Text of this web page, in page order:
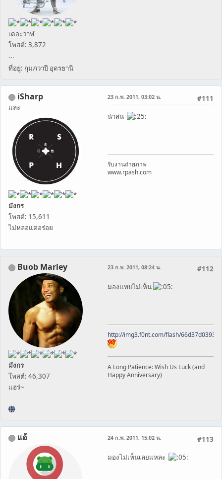
เดอะวาฬ
โพสต์: 3,872
...
ที่อยู่: กุมภวาปี อุดรธานี
iSharp
และ
มังกร
โพสต์: 15,611
ไม่หล่อแต่อร่อย
#111
23 ก.พ. 2011, 03:02 น.
น่าสน
รับงานถ่ายภาพ
www.rpash.com
Buob Marley
มังกร
โพสต์: 46,307
แฮร่~
#112
23 ก.พ. 2011, 08:24 น.
มองแทบไม่เห็น
http://img3.f0nt.com/flash/
A Long Patience: Wish Us Luck (and
Happy Anniversary)
แอ้ #113
24 ก.พ. 2011, 15:02 น.
มองไม่เห็นเลยแหละ